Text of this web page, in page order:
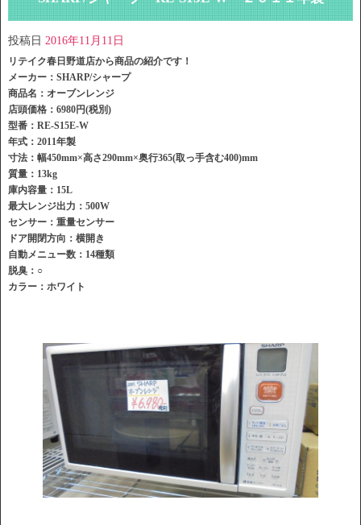
投稿日 2016年11月11日
リテイク春日野道店から商品の紹介です！
メーカー：SHARP/シャープ
商品名：オーブンレンジ
店頭価格：6980円(税別)
型番：RE-S15E-W
年式：2011年製
寸法：幅450mm×高さ290mm×奥行365(取っ手含む400)mm
質量：13kg
庫内容量：15L
最大レンジ出力：500W
センサー：重量センサー
ドア開閉方向：横開き
自動メニュー数：14種類
脱臭：○
カラー：ホワイト